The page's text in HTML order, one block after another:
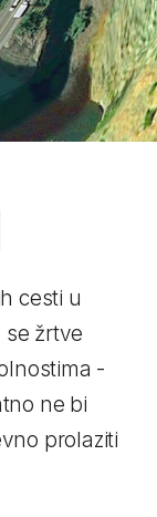
cesti u
se žrtve
-
ne bi
prolaziti